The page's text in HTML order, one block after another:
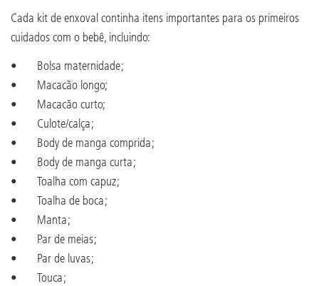
Cada kit de enxoval continha itens importantes para os primeiros
cuidados com o bebê, incluindo:
• Bolsa maternidade;
• Macacão longo;
• Macacão curto;
• Culote/calça;
• Body de manga comprida;
• Body de manga curta;
• Toalha com capuz;
• Toalha de boca;
• Manta;
• Par de meias;
• Par de luvas;
• Touca;